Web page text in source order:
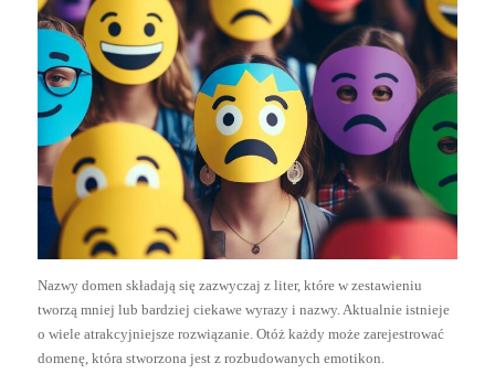
Nazwy domen składają się zazwyczaj z liter, które w zestawieniu
tworzą mniej lub bardziej ciekawe wyrazy i nazwy. Aktualnie istnieje
o wiele atrakcyjniejsze rozwiązanie. Otóż każdy może zarejestrować
domenę, która stworzona jest z rozbudowanych emotikon.